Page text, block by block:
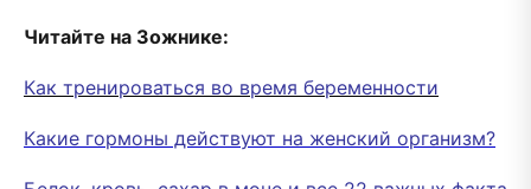
Читайте на Зожнике:
Как тренироваться во время беременности
Какие гормоны действуют на женский организм?